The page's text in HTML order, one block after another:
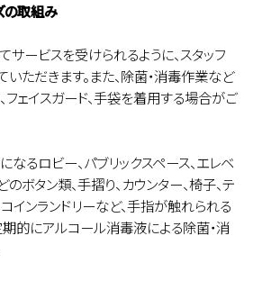
の取組み
ービスを受けられるように、スタッフ
ただきます。また、除菌・消毒作業など
フェイスガード、手袋を着用する場合がご
るロビー、パブリックスペース、エレベ
ボタン類、手摺り、カウンター、椅子、テ
インランドリーなど、手指が触れられる
期的にアルコール消毒液による除菌・消